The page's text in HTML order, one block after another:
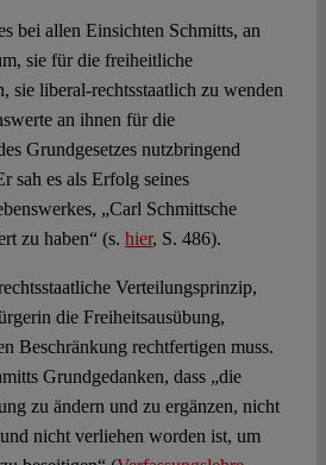
bei allen Einsichten Schmitts, an
sie für die freiheitliche
sie liberal-rechtsstaatlich zu wenden
an ihnen für die
Grundgesetzes nutzbringend
sah es als Erfolg seines
„Carl Schmittsche
zu haben“ (s. hier, S. 486).
Verteilungsprinzip,
die Freiheitsausübung,
Beschränkung rechtfertigen muss.
Grundgedanken, dass „die
zu ändern und zu ergänzen, nicht
nicht verliehen worden ist, um